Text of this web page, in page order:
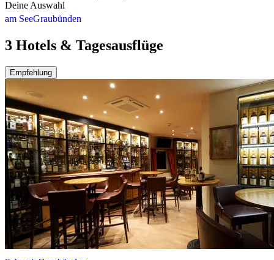
Deine Auswahl
am SeeGraubünden
3 Hotels & Tagesausflüge
Empfehlung